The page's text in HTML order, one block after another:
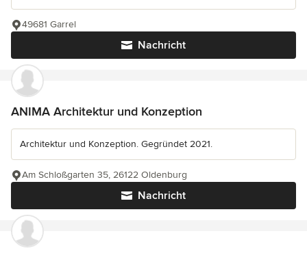
Nachricht
49681 Garrel
ANIMA Architektur und Konzeption
Architektur und Konzeption. Gegründet 2021.
Nachricht
Am Schloßgarten 35, 26122 Oldenburg